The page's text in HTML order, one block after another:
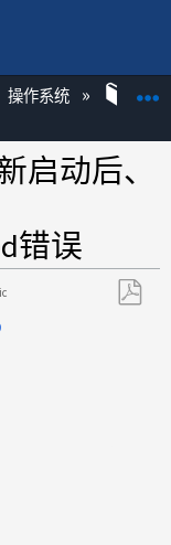
操作系统
启动后、
错误